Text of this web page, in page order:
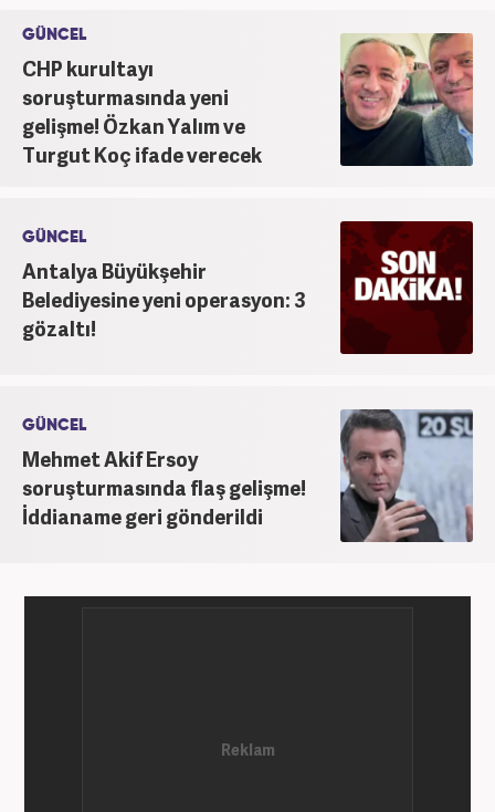
GÜNCEL
CHP kurultayı
soruşturmasında yeni
gelişme! Özkan Yalım ve
Turgut Koç ifade verecek
GÜNCEL
Antalya Büyükşehir
Belediyesine yeni operasyon: 3
gözaltı!
GÜNCEL
Mehmet Akif Ersoy
soruşturmasında flaş gelişme!
İddianame geri gönderildi